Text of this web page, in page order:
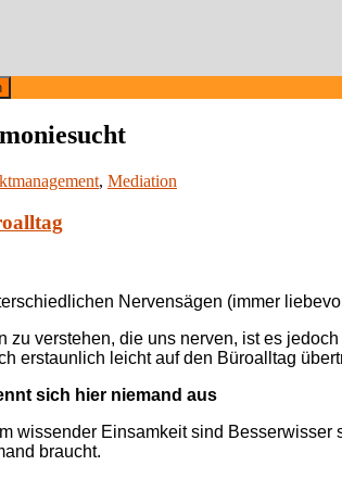
, Mediation
Nervensägen (immer
zu verstehen, die uns nerven, ist es jedoch
erstaunlich leicht auf den Büroalltag
sich hier niemand aus
wissender Einsamkeit sind
braucht.